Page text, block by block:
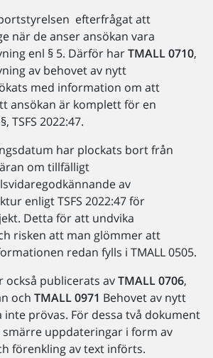
efterfrågat att
när de anser ansökan vara
enl § 5. Därför harTMALL 0710,
av behovet av nytt
med information om att
ansökan är komplett för en
TSFS 2022:47.
har plockats bort från
om tillfälligt
av
enligt TSFS 2022:47 för
Detta för att undvika
risken att man glömmer att
redan fylls i TMALL 0505.
också publicerats avTMALL 0706,
och TMALL 0971 Behovet av nytt
inte prövas. För dessa två dokument
uppdateringar i form av
förenkling av text införts.